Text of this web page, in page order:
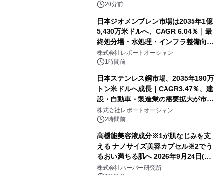
20分前
日本ジオメンブレン市場は2035年1億
5,430万米ドルへ、CAGR 6.04％｜最
終処分場・水処理・インフラ整備向け
需要拡大
株式会社レポートオーシャン
1時間前
日本ステンレス鋼市場、2035年190万
トン米ドルへ成長｜CAGR3.47％、建
設・自動車・製造業の需要拡大が市場
を牽引
株式会社レポートオーシャン
2時間前
高機能美容液成分※1が肌なじみを支
える ナノサイズ美容カプセル※2でう
るおい満ちる肌へ 2026年9月24日(木)
よりリニューアル新発売 『ディープモ
株式会社ハーバー研究所